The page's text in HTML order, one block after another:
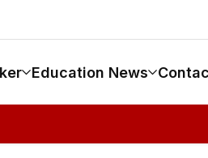
Education News